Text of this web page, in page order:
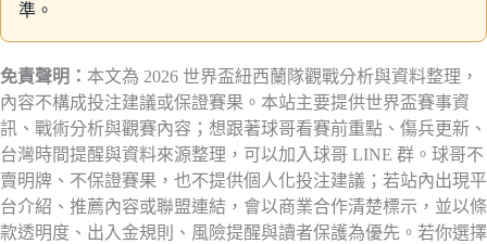
準。
免責聲明： 本文為 2026 世界盃紐西蘭隊觀戰分析與資料整理，
內容不構成投注建議或保證賽果。本站主要提供世界盃賽事資
訊、戰術分析與觀賽內容；想跟著球哥看賽前重點、傷兵更新、
台灣時間提醒與資料來源整理，可以加入球哥 LINE 群。球哥不
賣明牌、不保證賽果，也不提供個人化投注建議；若站內出現平
台介紹、推薦內容或聯盟連結，會以商業合作清楚標示，並以條
款透明度、出入金規則、風險提醒與讀者保護為優先。若你選擇